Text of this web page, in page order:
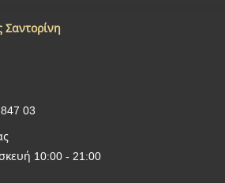
Σαντορίνη
03
10:00 - 21:00